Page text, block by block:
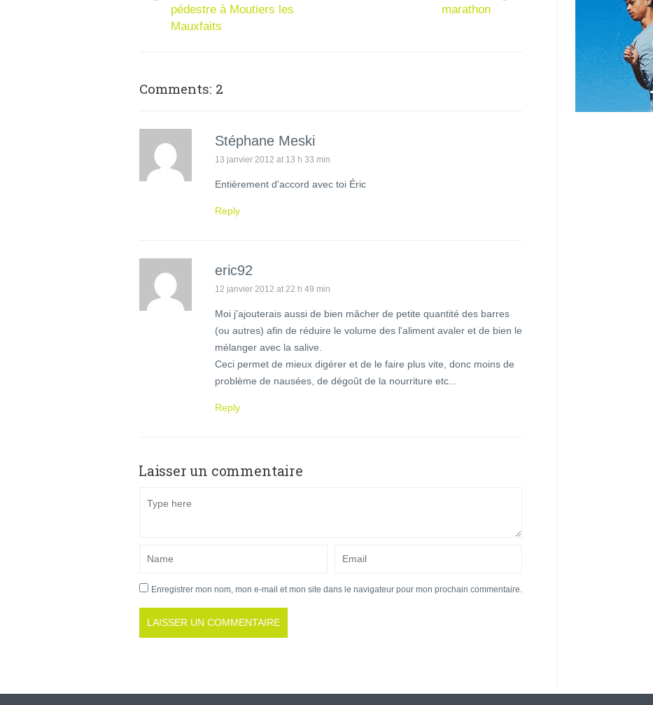
pédestre à Moutiers les
Mauxfaits
marathon
Comments: 2
Stéphane Meski
13 janvier 2012 at 13 h 33 min
Entièrement d'accord avec toi Éric
Reply
eric92
12 janvier 2012 at 22 h 49 min
Moi j'ajouterais aussi de bien mâcher de petite quantité des barres
(ou autres) afin de réduire le volume des l'aliment avaler et de bien le
mélanger avec la salive.
Ceci permet de mieux digérer et de le faire plus vite, donc moins de
problème de nausées, de dégoût de la nourriture etc...
Reply
Laisser un commentaire
Enregistrer mon nom, mon e-mail et mon site dans le navigateur pour mon prochain commentaire.